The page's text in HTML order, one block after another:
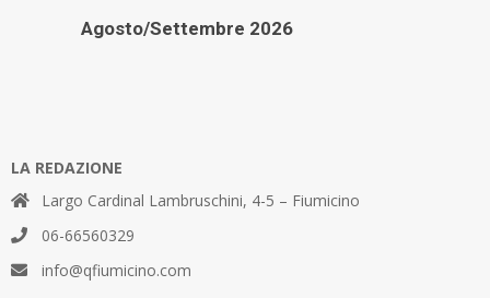
Agosto/Settembre 2026
LA REDAZIONE
Largo Cardinal Lambruschini, 4-5 – Fiumicino
06-66560329
info@qfiumicino.com